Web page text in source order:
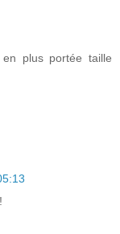
plus portée taille